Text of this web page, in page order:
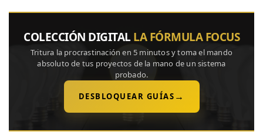
COLECCIÓN DIGITAL LA FÓRMULA FOCUS
Tritura la procrastinación en 5 minutos y toma el mando
absoluto de tus proyectos de la mano de un sistema
probado.
DESBLOQUEAR GUÍAS →